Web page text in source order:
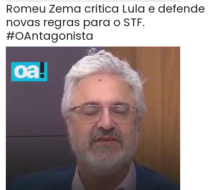
Romeu Zema critica Lula e defende
novas regras para o STF.
#OAntagonista